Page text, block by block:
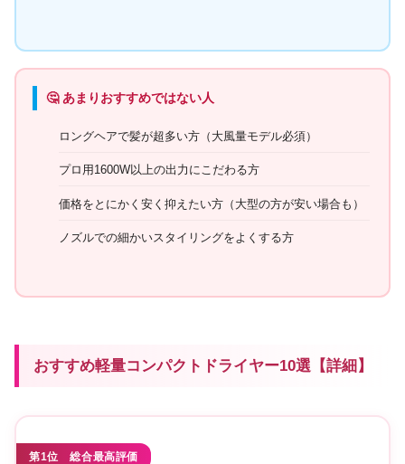
🤔 あまりおすすめではない人
ロングヘアで髪が超多い方（大風量モデル必須）
プロ用1600W以上の出力にこだわる方
価格をとにかく安く抑えたい方（大型の方が安い場合も）
ノズルでの細かいスタイリングをよくする方
おすすめ軽量コンパクトドライヤー10選【詳細】
第1位 総合最高評価